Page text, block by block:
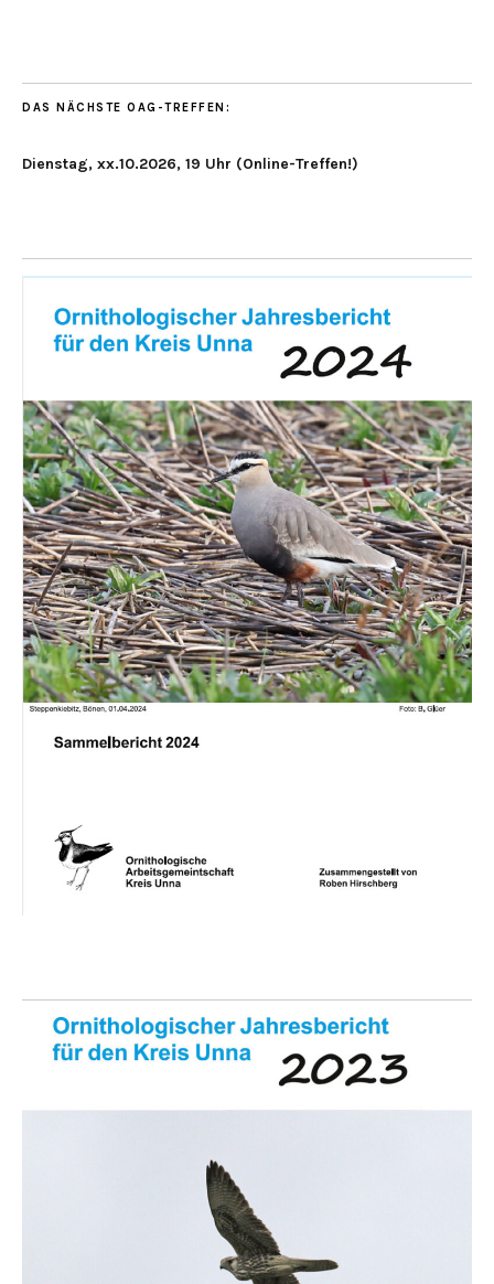
DAS NÄCHSTE OAG-TREFFEN:
Dienstag, xx.10.2026, 19 Uhr (Online-Treffen!)